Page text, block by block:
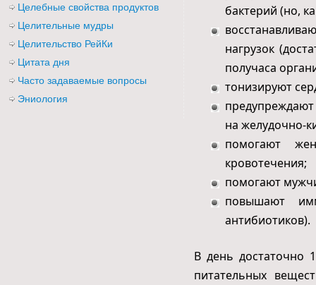
бактерий (но,
нагрузок
получаса
тонизируют
на желудочно-
помогают
кровотечения;
помогают
повышают
антибиотиков).
В день достаточно
питательных
Целебные свойства продуктов
Целительные мудры
Целительство РейКи
Цитата дня
Часто задаваемые вопросы
Эниология